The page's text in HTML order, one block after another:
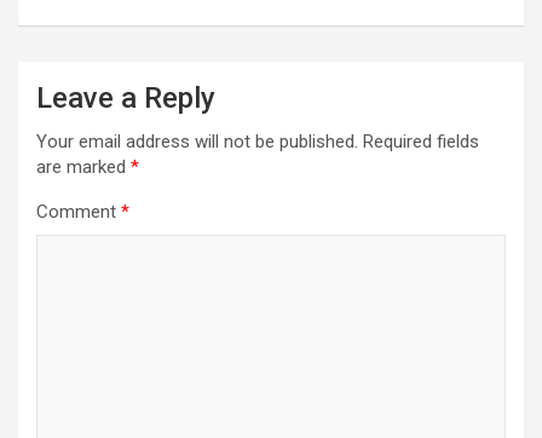
Leave a Reply
Your email address will not be published. Required fields
are marked *
Comment *